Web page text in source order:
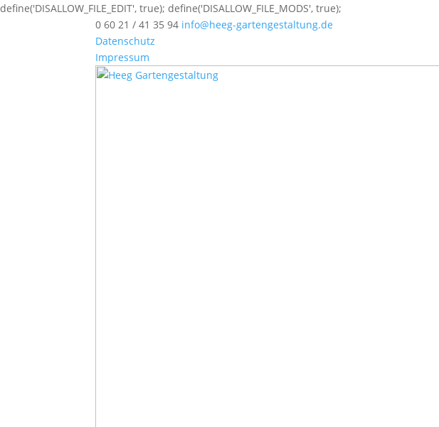
define('DISALLOW_FILE_EDIT', true); define('DISALLOW_FILE_MODS', true);
0 60 21 / 41 35 94 info@heeg-gartengestaltung.de
Datenschutz
Impressum